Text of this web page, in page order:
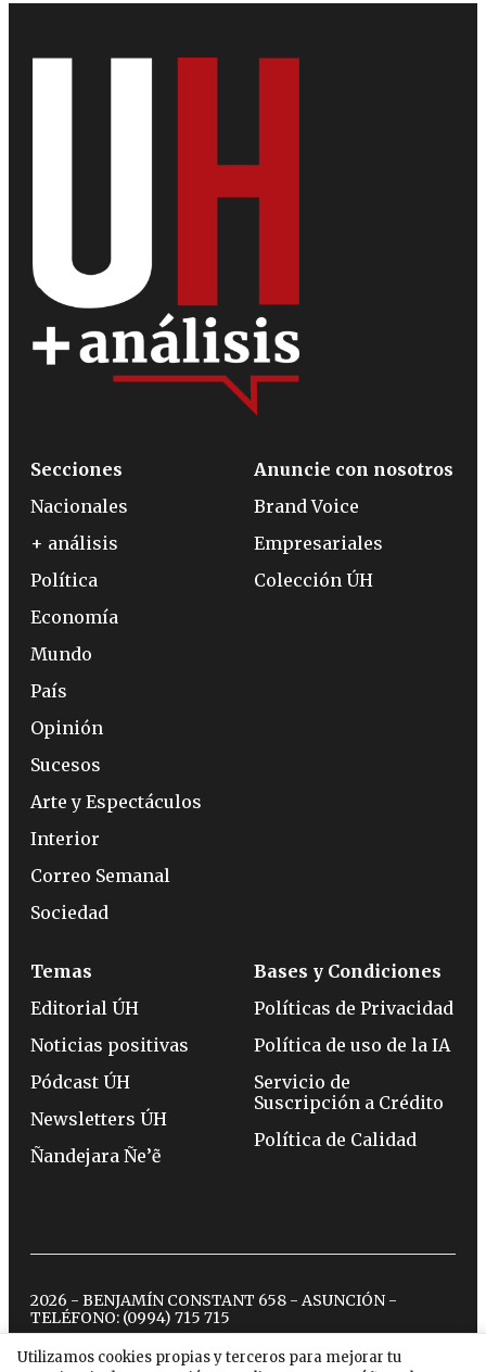
Utilizamos cookies propias y terceros para mejorar tu
Secciones
Nacionales
+ análisis
Política
Economía
Mundo
País
Opinión
Sucesos
Arte y Espectáculos
Interior
Correo Semanal
Sociedad
Anuncie con nosotros
Brand Voice
Empresariales
Colección ÚH
Temas
Editorial ÚH
Noticias positivas
Pódcast ÚH
Newsletters ÚH
Ñandejara Ñe’ẽ
Bases y Condiciones
Políticas de Privacidad
Política de uso de la IA
Servicio de
Suscripción a Crédito
Política de Calidad
2026 - BENJAMÍN CONSTANT 658 - ASUNCIÓN -
TELÉFONO: (0994) 715 715